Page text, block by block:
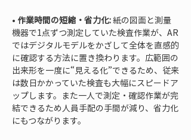
• 作業時間の短縮・省力化: 紙の図面と測量
機器で1点ずつ測定していた検査作業が、AR
ではデジタルモデルをかざして全体を直感的
に確認する方法に置き換わります。広範囲の
出来形を一度に“見える化”できるため、従来
は数日かかっていた検査も大幅にスピードア
ップします。また一人で測定・確認作業が完
結できるため人員手配の手間が減り、省力化